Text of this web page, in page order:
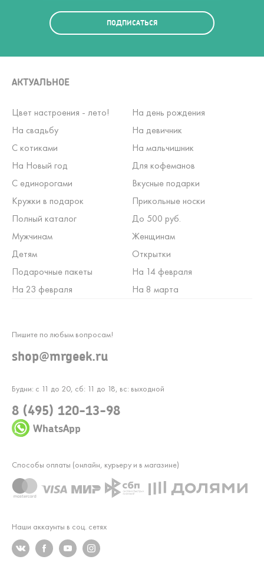
ПОДПИСАТЬСЯ
АКТУАЛЬНОЕ
Цвет настроения - лето!
На день рождения
На свадьбу
На девичник
С котиками
На мальчишник
На Новый год
Для кофеманов
С единорогами
Вкусные подарки
Кружки в подарок
Прикольные носки
Полный каталог
До 500 руб.
Мужчинам
Женщинам
Детям
Открытки
Подарочные пакеты
На 14 февраля
На 23 февраля
На 8 марта
Будни: с 11 до 20, сб: 11 до 18, вс: выходной
8 (495) 120-13-98
WhatsApp
Пишите по любым вопросам!
shop@mrgeek.ru
Наши аккаунты в соц. сетях
Способы оплаты (онлайн, курьеру и в магазине)